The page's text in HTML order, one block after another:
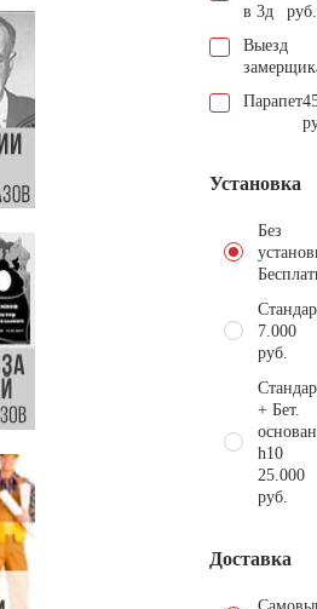
в 3д
руб.
Выезд
Парапет
Установка
Без
7.000
руб.
+ Бет.
h10
25.000
руб.
Доставка